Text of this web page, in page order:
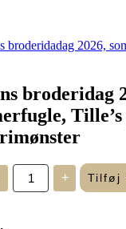
broderidag
Verdens
broderidag
2026
+ Tilføj